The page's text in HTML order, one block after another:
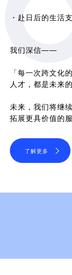
・赴日后的生活
我们深信——
「每一次跨文化
人才，都是未来
未来，我们将继
拓展更具价值的服
了解更多